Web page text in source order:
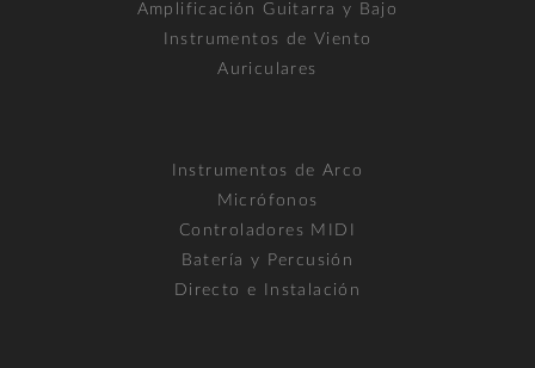
Amplificación Guitarra y Bajo
Instrumentos de Viento
Auriculares
Instrumentos de Arco
Micrófonos
Controladores MIDI
Batería y Percusión
Directo e Instalación